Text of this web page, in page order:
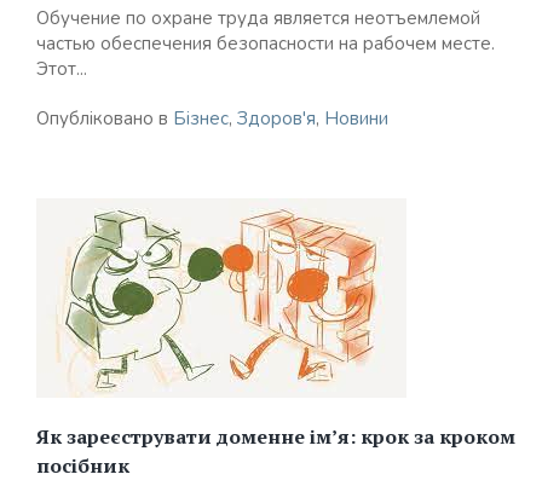
Обучение по охране труда является неотъемлемой
частью обеспечения безопасности на рабочем месте.
Этот...
Опубліковано в Бізнес, Здоров'я, Новини
Як зареєструвати доменне ім’я: крок за кроком
посібник